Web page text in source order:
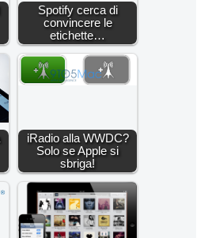
Spotify cerca di
convincere le
etichette…
iRadio alla WWDC?
Solo se Apple si
sbriga!